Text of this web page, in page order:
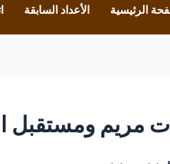
الرئيسية الأعداد السابقة
مريم ومستقبل